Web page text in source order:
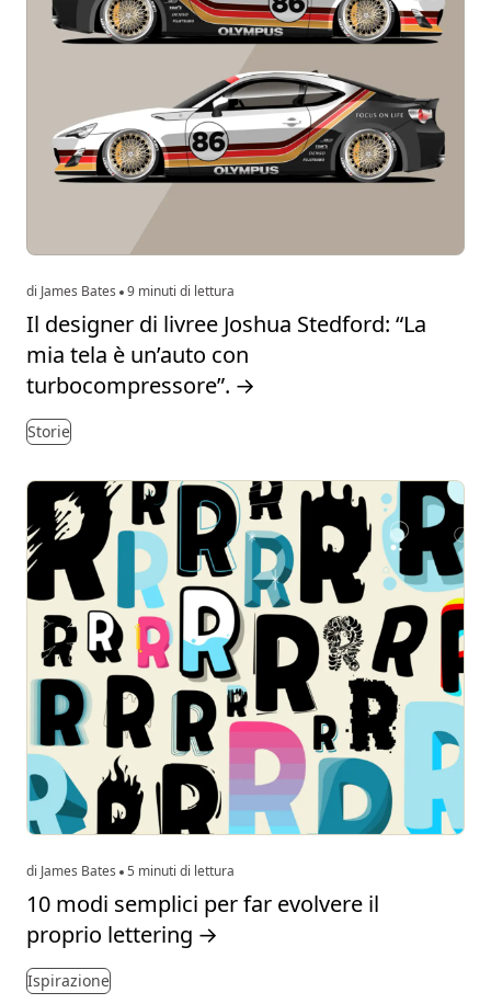
di James Bates 9 minuti di lettura
Il designer di livree Joshua Stedford: “La
mia tela è un’auto con
turbocompressore”. →
Storie
di James Bates 5 minuti di lettura
10 modi semplici per far evolvere il
proprio lettering →
Ispirazione